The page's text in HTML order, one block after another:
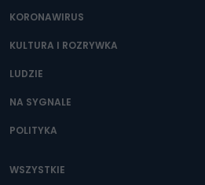
KORONAWIRUS
KULTURA I ROZRYWKA
LUDZIE
NA SYGNALE
POLITYKA
WSZYSTKIE